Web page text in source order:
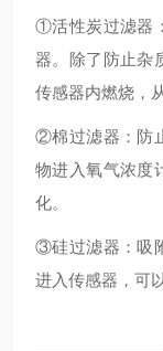
①活性炭过滤器
器。除了防止杂
传感器内燃烧，
②棉过滤器：防
物进入氧气浓度
化。
③硅过滤器：吸
进入传感器，可